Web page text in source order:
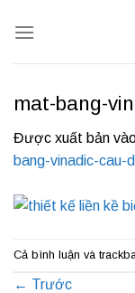
qua
mat-bang-
Được xuất bản
bang-vinadic-cau-
Cả bình luận và
← Trước